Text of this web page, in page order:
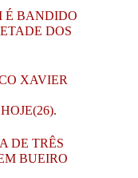
É BANDIDO
DOS
XAVIER
DE TRÊS
BUEIRO